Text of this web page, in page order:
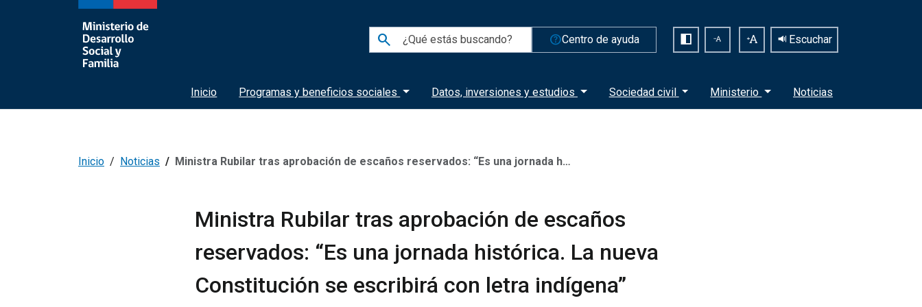
search help_outlineCentro de ayuda Escuchar
Inicio Programas y beneficios sociales Datos, inversiones y estudios Sociedad civil Ministerio Noticias
Inicio Noticias Ministra Rubilar tras aprobación de escaños reservados: “Es una jornada histórica. La nueva Constitución se escribirá con letra indígena”
Ministra Rubilar tras aprobación de escaños
reservados: “Es una jornada histórica. La nueva
Constitución se escribirá con letra indígena”